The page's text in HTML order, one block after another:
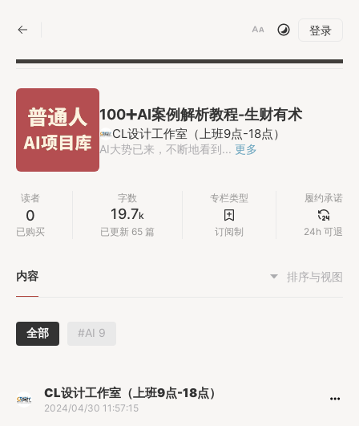
登录
100➕AI案例解析教程-生财有术
CL设计工作室（上班9点-18点）
AI大势已来，不断地看到... 更多
读者
0
已购买
字数
19.7k
已更新 65 篇
专栏类型
订阅制
履约承诺
24h 可退
内容 排序与视图
全部 #AI 9
CL设计工作室（上班9点-18点）
2024/04/30 11:57:15